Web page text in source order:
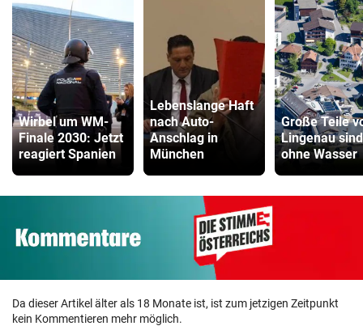
Wirbel um WM-
Finale 2030: Jetzt
reagiert Spanien
Lebenslange Haft
nach Auto-
Anschlag in
München
Große Teile
Lingenau sind
ohne Wasser
Da dieser Artikel älter als 18 Monate ist, ist zum jetzigen Zeitpunkt
kein Kommentieren mehr möglich.